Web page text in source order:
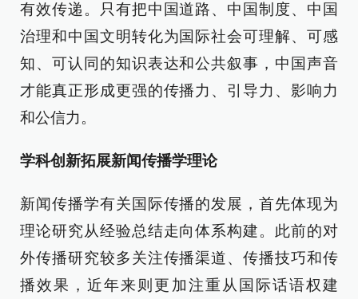
有效传递。只有把中国道路、中国制度、中国
治理和中国文明转化为国际社会可理解、可感
知、可认同的知识表达和公共叙事，中国声音
才能真正形成更强的传播力、引导力、影响力
和公信力。
学科创新拓展新闻传播学理论
新闻传播学有关国际传播的发展，首先体现为
理论研究从经验总结走向体系构建。此前的对
外传播研究较多关注传播渠道、传播技巧和传
播效果，近年来则更加注重从国际话语权建